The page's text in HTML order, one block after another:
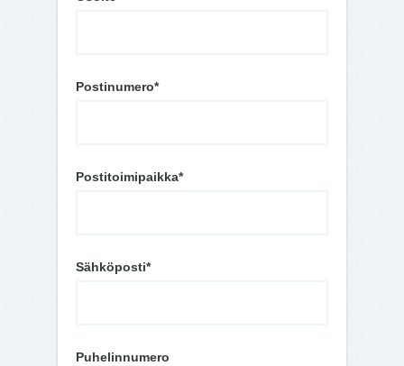
Postinumero*
Postitoimipaikka*
Sähköposti*
Puhelinnumero